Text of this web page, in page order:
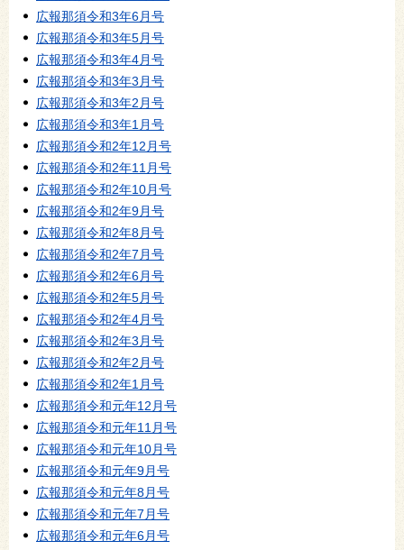
広報那須令和3年6月号
広報那須令和3年5月号
広報那須令和3年4月号
広報那須令和3年3月号
広報那須令和3年2月号
広報那須令和3年1月号
広報那須令和2年12月号
広報那須令和2年11月号
広報那須令和2年10月号
広報那須令和2年9月号
広報那須令和2年8月号
広報那須令和2年7月号
広報那須令和2年6月号
広報那須令和2年5月号
広報那須令和2年4月号
広報那須令和2年3月号
広報那須令和2年2月号
広報那須令和2年1月号
広報那須令和元年12月号
広報那須令和元年11月号
広報那須令和元年10月号
広報那須令和元年9月号
広報那須令和元年8月号
広報那須令和元年7月号
広報那須令和元年6月号